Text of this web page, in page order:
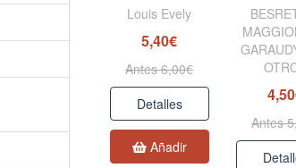
Louis Evely
5,40€
Antes 6,00€
Detalles
Añadir
Antes